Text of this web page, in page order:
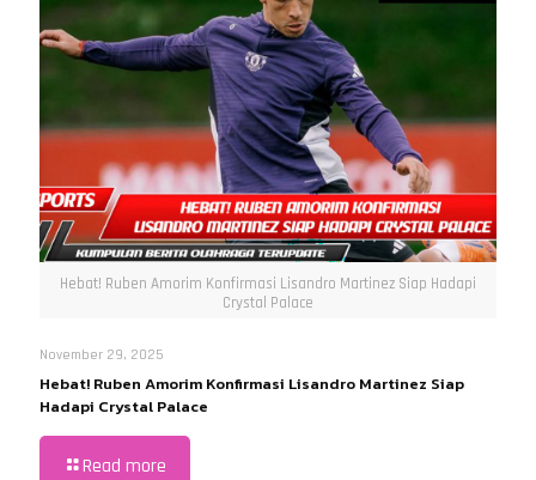
Hebat! Ruben Amorim Konfirmasi Lisandro Martinez Siap Hadapi
Crystal Palace
November 29, 2025
Hebat! Ruben Amorim Konfirmasi Lisandro Martinez Siap
Hadapi Crystal Palace
Read more